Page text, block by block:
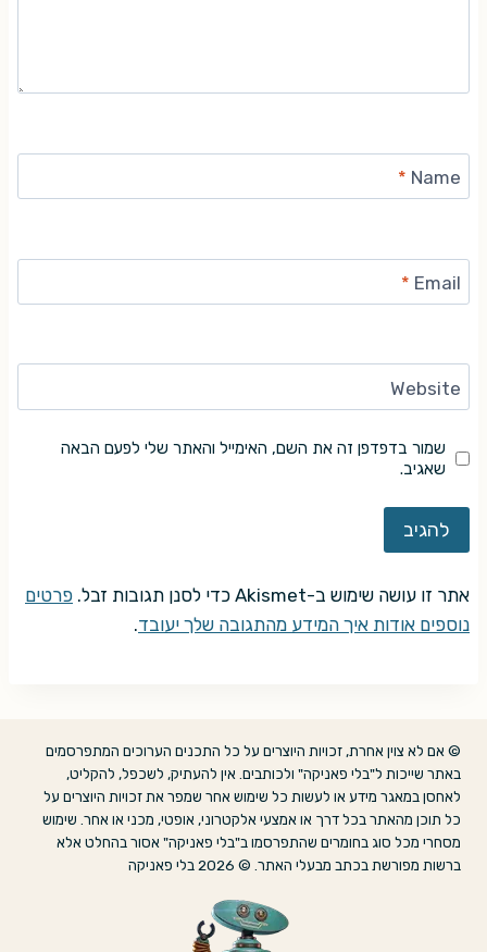
Name
*
Email
*
Website
שמור בדפדפן זה את השם, האימייל והאתר שלי לפעם הבאה
שאגיב.
אתר זו עושה שימוש ב-Akismet כדי לסנן תגובות זבל.
פרטים
נוספים אודות איך המידע מהתגובה שלך יעובד.
© אם לא צוין אחרת, זכויות היוצרים על כל התכנים הערוכים המתפרסמים
באתר שייכות ל"בלי פאניקה" ולכותבים. אין להעתיק, לשכפל, להקליט,
לאחסן במאגר מידע או לעשות כל שימוש אחר שמפר את זכויות היוצרים על
כל תוכן מהאתר בכל דרך או אמצעי אלקטרוני, אופטי, מכני או אחר. שימוש
מסחרי מכל סוג בחומרים שהתפרסמו ב"בלי פאניקה" אסור בהחלט אלא
ברשות מפורשת בכתב מבעלי האתר. © 2026 בלי פאניקה